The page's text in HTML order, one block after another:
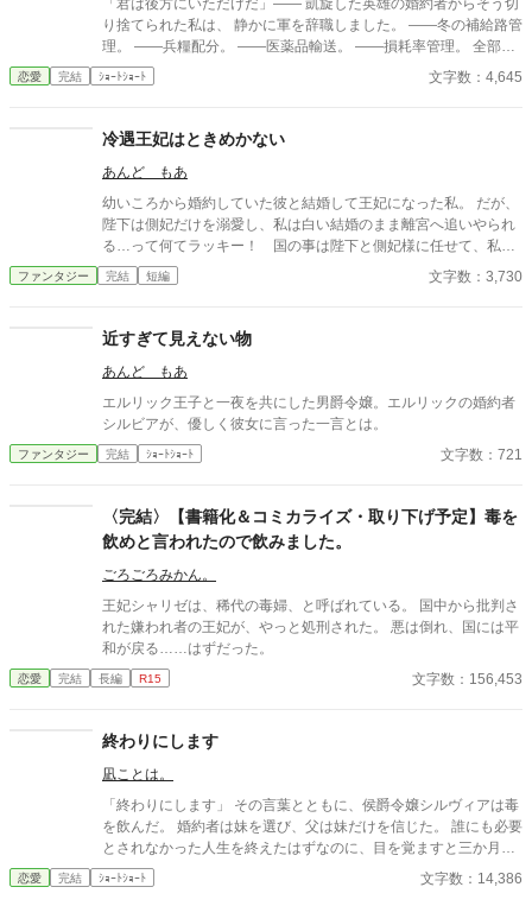
「君は後方にいただけだ」―― 凱旋した英雄の婚約者からそう切
り捨てられた私は、 静かに軍を辞職しました。 ――冬の補給路管
理。 ――兵糧配分。 ――医薬品輸送。 ――損耗率管理。 全部、
私の仕事だったのですが。 三週間後、 王国軍は補給崩壊。 「な
ぜ食糧が届かない！」 「なぜ兵が飢える！」 ……逆にお聞きしま
えたことはありましたか？ これは、 誰にも評価されなかった兵站
官（へいたんかん）が、 隣国の辺境伯にだけ価値を見抜かれ、 人
生を取り戻す物語。 今更「戻ってきてくれ」と泣きつかれても、
私は隣国の最高機密ですので――！
恋愛 完結 ｼｮｰﾄｼｮｰﾄ 文字数：4,645
冷遇王妃はときめかない
あんど もあ
幼いころから婚約していた彼と結婚して王妃になった私。 だが、
陛下は側妃だけを溺愛し、私は白い結婚のまま離宮へ追いやられ
る…って何てラッキー！ 国の事は陛下と側妃様に任せて、私は
このまま離宮で何の責任も無い楽な生活を！…と思っていたの
に…。
ファンタジー 完結 短編 文字数：3,730
近すぎて見えない物
あんど もあ
エルリック王子と一夜を共にした男爵令嬢。エルリックの婚約者
シルビアが、優しく彼女に言った一言とは。
ファンタジー 完結 ｼｮｰﾄｼｮｰﾄ 文字数：721
〈完結〉【書籍化＆コミカライズ・取り下げ予定】毒を
飲めと言われたので飲みました。
ごろごろみかん。
王妃シャリゼは、稀代の毒婦、と呼ばれている。 国中から批判さ
れた嫌われ者の王妃が、やっと処刑された。 悪は倒れ、国には平
和が戻る……はずだった。
恋愛 完結 長編 R15 文字数：156,453
終わりにします
凪ことは。
「終わりにします」 その言葉とともに、侯爵令嬢シルヴィアは毒
を飲んだ。 婚約者は妹を選び、父は妹だけを信じた。 誰にも必要
とされなかった人生を終えたはずなのに、目を覚ますと三か月前
へと時間は巻き戻っていた。 もう、誰かに愛されるためだけに生
きるのはやめよう。 そう決めた彼女は、静かに運命を書き換えて
恋愛 完結 ｼｮｰﾄｼｮｰﾄ 文字数：14,386